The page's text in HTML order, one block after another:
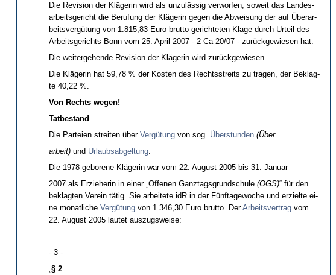
Die Re­vi­si­on der Kläge­rin wird als un­zulässig ver­wor­fen, so­weit das Lan­des­
ar­beits­ge­richt die Be­ru­fung der Kläge­rin ge­gen die Ab­wei­sung der auf Übe­r­ar­
beits­vergütung von 1.815,83 Eu­ro brut­to ge­rich­te­ten Kla­ge durch Ur­teil des
Ar­beits­ge­richts Bonn vom 25. April 2007 - 2 Ca 20/07 - zurück­ge­wie­sen hat.
Die wei­ter­ge­hen­de Re­vi­si­on der Kläge­rin wird zurück­ge­wie­sen.
Die Kläge­rin hat 59,78 % der Kos­ten des Rechts­streits zu tra­gen, der Be­klag­
te 40,22 %.
Von Rechts we­gen!
Tat­be­stand
Die Par­tei­en strei­ten über Vergütungvon sog. Über­stun­den (Über
ar­beit) und Ur­laubs­ab­gel­tung.
Die 1978 ge­bo­re­ne Kläge­rin war vom 22. Au­gust 2005 bis 31. Ja­nu­ar
2007 als Er­zie­he­rin in ei­ner „Of­fe­nen Ganz­tags­grund­schu­le (OGS)“ für den
be­klag­ten Ver­ein tätig. Sie ar­bei­te­te idR in der Fünf­ta­ge­wo­che und er­ziel­te ei­
ne mo­nat­li­che Vergütungvon 1.346,30 Eu­ro brut­to. DerAr­beits­ver­tragvom
22. Au­gust 2005 lau­tet aus­zugs­wei­se:
- 3 -
„§ 2